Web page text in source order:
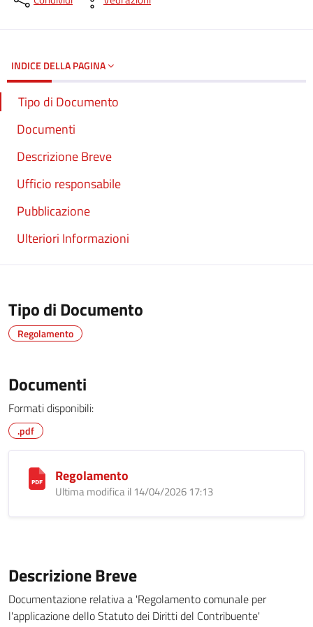
INDICE DELLA PAGINA
Tipo di Documento
Documenti
Descrizione Breve
Ufficio responsabile
Pubblicazione
Ulteriori Informazioni
Tipo di Documento
Regolamento
Documenti
Formati disponibili:
.pdf
Regolamento
Ultima modifica il 14/04/2026 17:13
Descrizione Breve
Documentazione relativa a 'Regolamento comunale per
l'applicazione dello Statuto dei Diritti del Contribuente'